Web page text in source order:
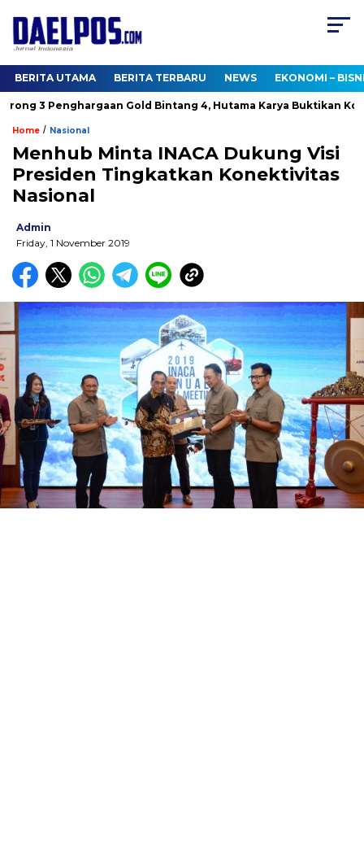
BERITA UTAMA BERITA TERBARU NEWS EKONOMI –
3 Penghargaan Gold Bintang 4, Hutama Karya Buktikan
Home / Nasional
Menhub Minta INACA Dukung Visi
Presiden Tingkatkan Konektivitas
Nasional
Admin
Friday, 1 November 2019